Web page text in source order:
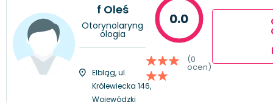
f Oleś
Otorynolaryng
ologia
Elbląg, ul.
Królewiecka 146,
Wojewódzki
0.0
(0
ocen)